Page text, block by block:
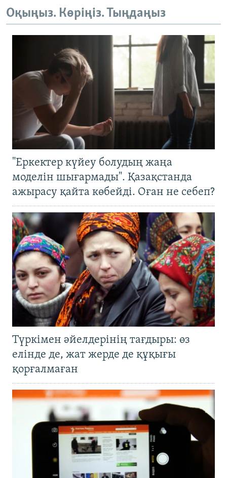
Оқыңыз. Көріңіз. Тыңдаңыз
"Еркектер күйеу болудың жаңа
моделін шығармады". Қазақстанда
ажырасу қайта көбейді. Оған не себеп?
Түркімен әйелдерінің тағдыры: өз
елінде де, жат жерде де құқығы
қорғалмаған